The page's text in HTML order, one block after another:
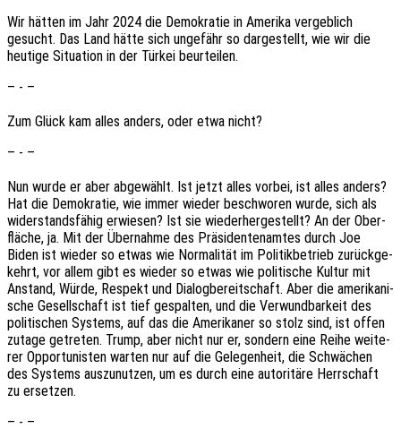
Wir hätten im Jahr 2024 die Demo­kra­tie in Ameri­ka vergeb­lich
gesucht. Das Land hätte sich unge­fähr so darge­stellt, wie wir die
heuti­ge Situa­ti­on in der Türkei beurteilen.
– - –
Zum Glück kam alles anders, oder etwa nicht?
– - –
Nun wurde er aber abge­wählt. Ist jetzt alles vorbei, ist alles anders?
Hat die Demo­kra­tie, wie immer wieder beschwo­ren wurde, sich als
wider­stands­fä­hig erwie­sen? Ist sie wieder­her­ge­stellt? An der Ober­
flä­che, ja. Mit der Über­nah­me des Präsi­den­ten­am­tes durch Joe
Biden ist wieder so etwas wie Norma­li­tät im Poli­tik­be­trieb zurück­ge­
kehrt, vor allem gibt es wieder so etwas wie poli­ti­sche Kultur mit
Anstand, Würde, Respekt und Dialog­be­reit­schaft. Aber die ameri­ka­ni­
sche Gesell­schaft ist tief gespal­ten, und die Verwund­bar­keit des
poli­ti­schen Systems, auf das die Ameri­ka­ner so stolz sind, ist offen
zutage getre­ten. Trump, aber nicht nur er, sondern eine Reihe weite­
rer Oppor­tu­nis­ten warten nur auf die Gele­gen­heit, die Schwä­chen
des Systems auszu­nut­zen, um es durch eine auto­ri­tä­re Herr­schaft
zu ersetzen.
– - –